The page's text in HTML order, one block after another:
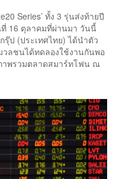
Series’ ทั้ง 3 รุ่นส่งท้ายปี
16 ตุลาคมที่ผ่านมา วันนี้
รุ๊ป (ประเทศไทย) ได้นำตัว
วลชนได้ทดลองใช้งานกันพอ
าพรวมตลาดสมาร์ทโฟน ณ